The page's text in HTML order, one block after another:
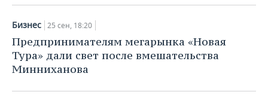
Бизнес 25 сен, 18:20
Предпринимателям мегарынка «Новая
Тура» дали свет после вмешательства
Минниханова